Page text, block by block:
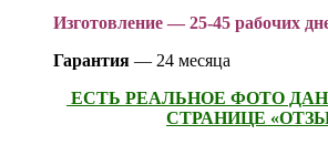
Изготовление — 25-45 рабочих
Гарантия — 24 месяца
ЕСТЬ РЕАЛЬНОЕ ФОТО
СТРАНИЦЕ